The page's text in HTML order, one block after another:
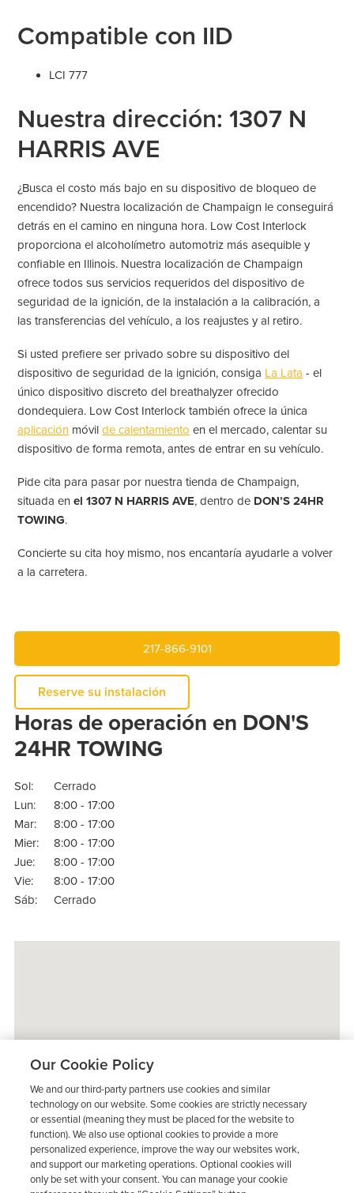
Compatible con IID
LCI 777
Nuestra dirección: 1307 N
HARRIS AVE
¿Busca el costo más bajo en su dispositivo de bloqueo de
encendido? Nuestra localización de Champaign le conseguirá
detrás en el camino en ninguna hora. Low Cost Interlock
proporciona el alcoholímetro automotriz más asequible y
confiable en Illinois. Nuestra localización de Champaign
ofrece todos sus servicios requeridos del dispositivo de
seguridad de la ignición, de la instalación a la calibración, a
las transferencias del vehículo, a los reajustes y al retiro.
Si usted prefiere ser privado sobre su dispositivo del
dispositivo de seguridad de la ignición, consiga La Lata - el
único dispositivo discreto del breathalyzer ofrecido
dondequiera. Low Cost Interlock también ofrece la única
aplicación móvilde calentamiento en el mercado, calentar su
dispositivo de forma remota, antes de entrar en su vehículo.
Pide cita para pasar por nuestra tienda de Champaign,
situada enel 1307 N HARRIS AVE, dentro de DON’S 24HR
TOWING.
Concierte su cita hoy mismo, nos encantaría ayudarle a volver
a la carretera.
217-866-9101
Reserve su instalación
Horas de operación en DON'S
24HR TOWING
Sol:
Cerrado
Lun:
8:00 - 17:00
Mar:
8:00 - 17:00
Mier:
8:00 - 17:00
Jue:
8:00 - 17:00
Vie:
8:00 - 17:00
Sáb:
Cerrado
Our Cookie Policy
We and our third-party partners use cookies and similar
technology on our website. Some cookies are strictly necessary
or essential (meaning they must be placed for the website to
function). We also use optional cookies to provide a more
personalized experience, improve the way our websites work,
and support our marketing operations. Optional cookies will
only be set with your consent. You can manage your cookie